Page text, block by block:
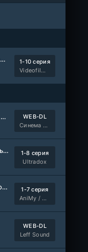
Моя жизнь с мальчиками Уолтер
1-10 серия
Videofilm Int
Оскар, Патка и золото Балтики
WEB-DL
Синема УС
Никто не будет скучать по нам
1-8 серия
Ultradox
Некромант: Я катастрофа
1-7 серия
AniMy / RuChiMe
WEB-DL
Leff Sound